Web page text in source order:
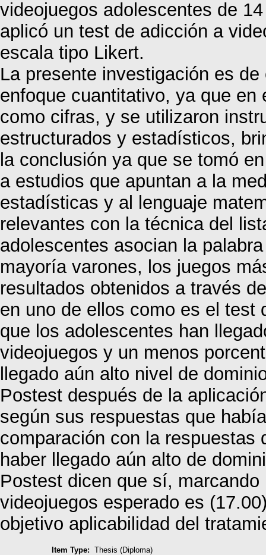
videojuegos adolescentes de
aplicó un test de adicción a
escala tipo Likert.
La presente investigación es
enfoque cuantitativo, ya que
como cifras, y se utilizaron
estructurados y estadísticos,
la conclusión ya que se tomó
a estudios que apuntan a la
estadísticas y al lenguaje
relevantes con la técnica del
adolescentes asocian la
mayoría varones, los juegos
resultados obtenidos a través
en uno de ellos como es el test
que los adolescentes han
videojuegos y un menos
llegado aún alto nivel de
Postest después de la
según sus respuestas que
comparación con la respuestas
haber llegado aún alto de
Postest dicen que sí,
videojuegos esperado es
objetivo aplicabilidad del
Item Type: Thesis (Diploma)